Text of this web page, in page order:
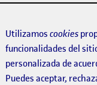
Utilizamos cookies
funcionalidades del
personalizada de
Puedes aceptar,